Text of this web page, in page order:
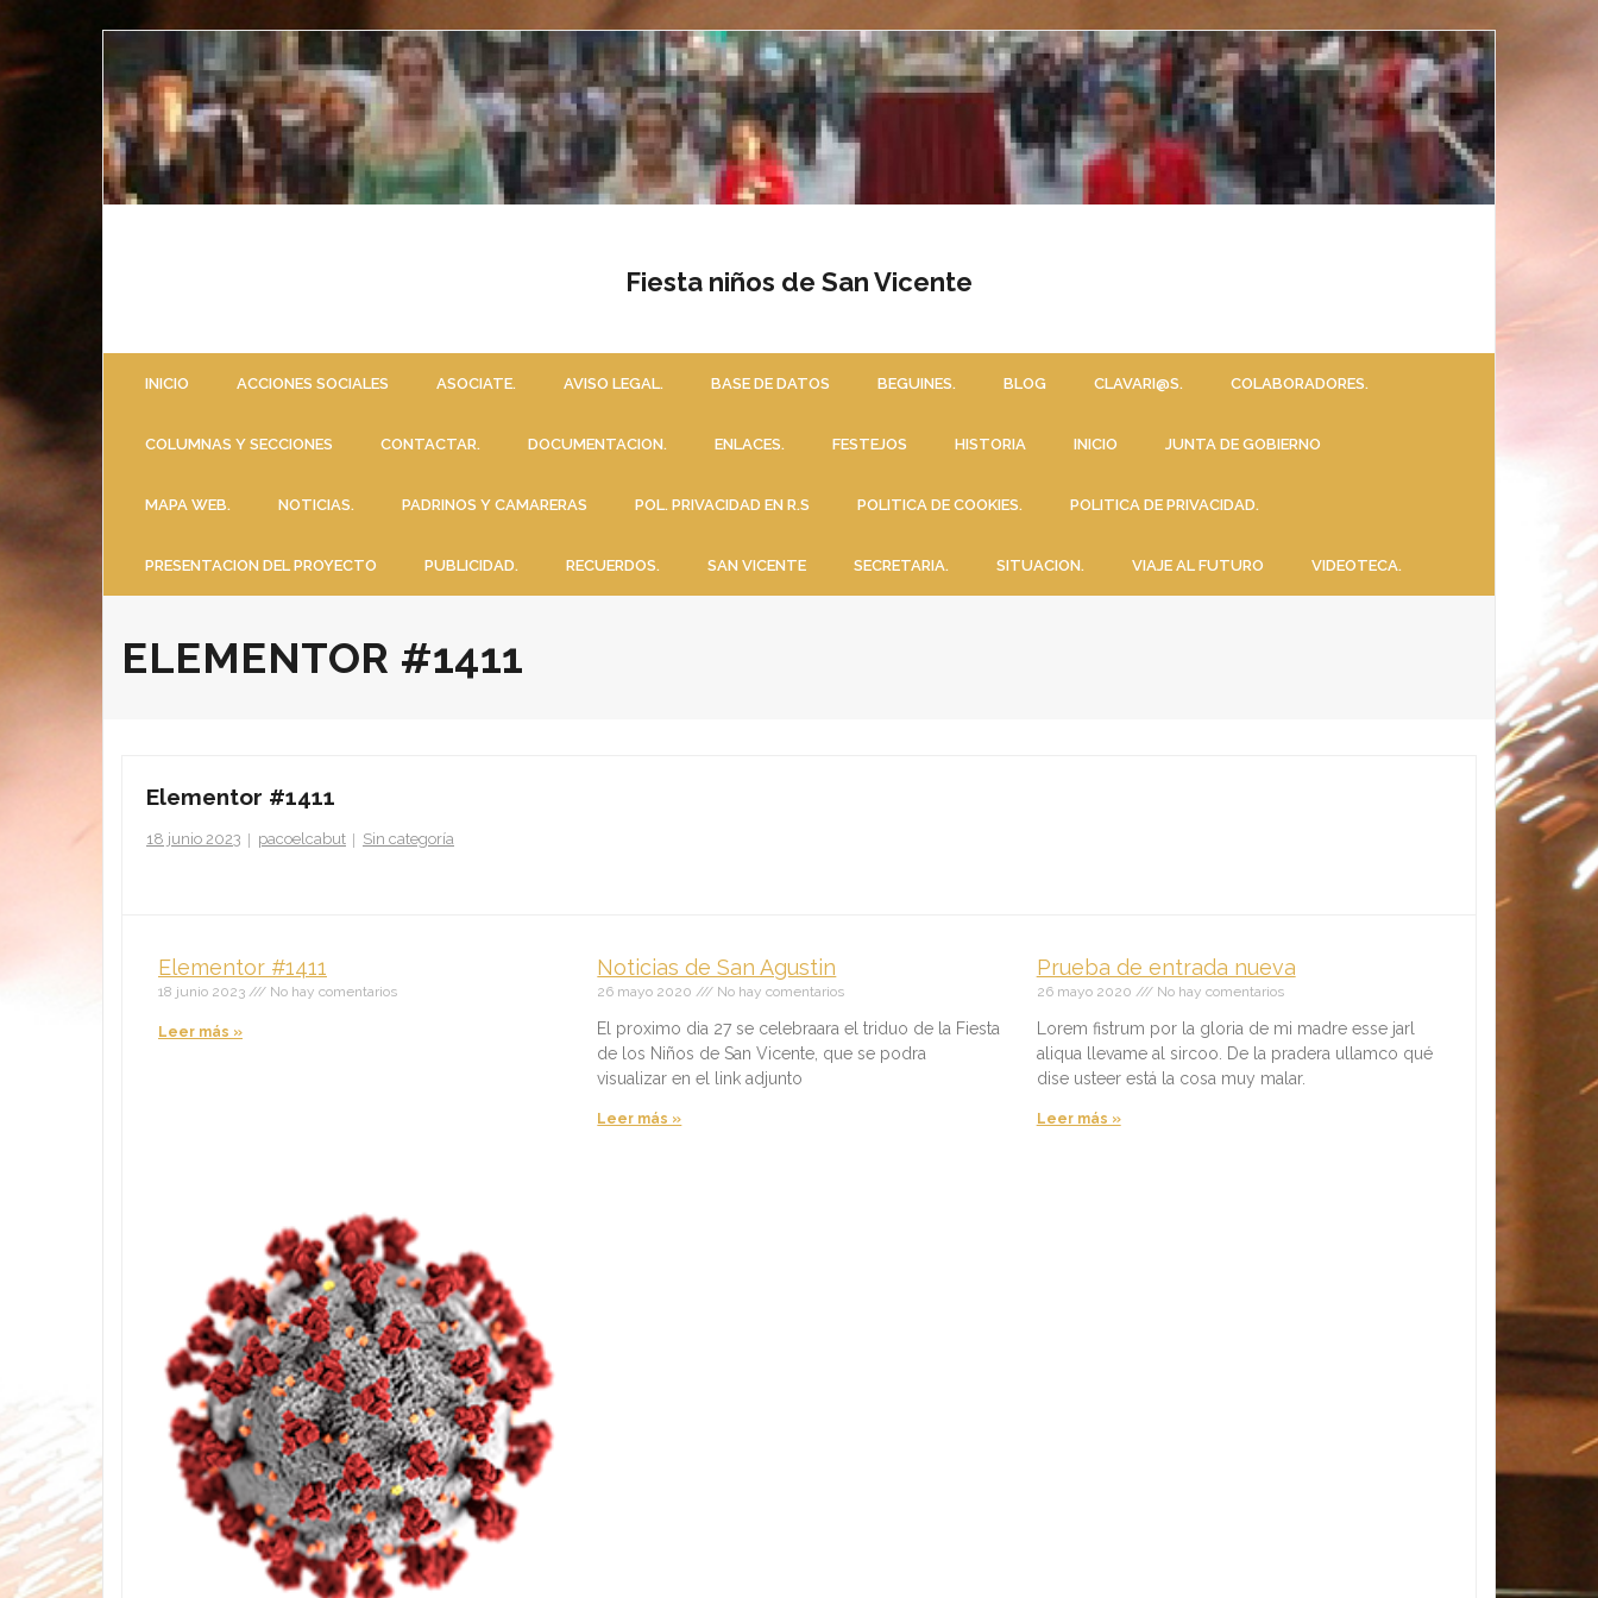
Fiesta niños de San Vicente
INICIO ACCIONES SOCIALES ASOCIATE. AVISO LEGAL. BASE DE DATOS BEGUINES. BLOG CLAVARI@S. COLABORADORES.
COLUMNAS Y SECCIONES CONTACTAR. DOCUMENTACION. ENLACES. FESTEJOS HISTORIA INICIO JUNTA DE GOBIERNO
MAPA WEB. NOTICIAS. PADRINOS Y CAMARERAS POL. PRIVACIDAD EN R.S POLITICA DE COOKIES. POLITICA DE PRIVACIDAD.
PRESENTACION DEL PROYECTO PUBLICIDAD. RECUERDOS. SAN VICENTE SECRETARIA. SITUACION. VIAJE AL FUTURO VIDEOTECA.
ELEMENTOR #1411
Elementor #1411
18 junio 2023 pacoelcabut Sin categoría
Elementor #1411
18 junio 2023 No hay comentarios
Leer más »
Noticias de San Agustin
26 mayo 2020 No hay comentarios
El proximo dia 27 se celebraara el triduo de la Fiesta
de los Niños de San Vicente, que se podra
visualizar en el link adjunto
Leer más »
Prueba de entrada nueva
26 mayo 2020 No hay comentarios
Lorem fistrum por la gloria de mi madre esse jarl
aliqua llevame al sircoo. De la pradera ullamco qué
dise usteer está la cosa muy malar.
Leer más »